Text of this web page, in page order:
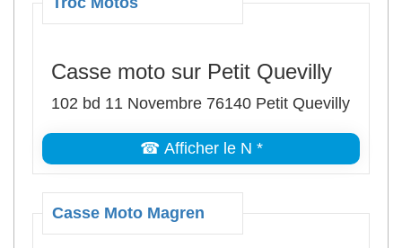
Casse moto sur Petit Quevilly
102 bd 11 Novembre 76140 Petit Quevilly
☎ Afficher le N *
Casse Moto Magren